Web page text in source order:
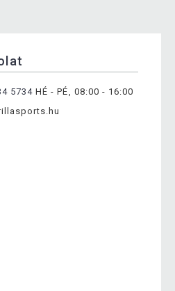
5734 HÉ - PÉ, 08:00 - 16:00